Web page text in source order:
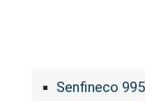
Senfineco